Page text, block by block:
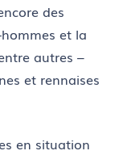
des
et la
autres –
et rennaises
en situation